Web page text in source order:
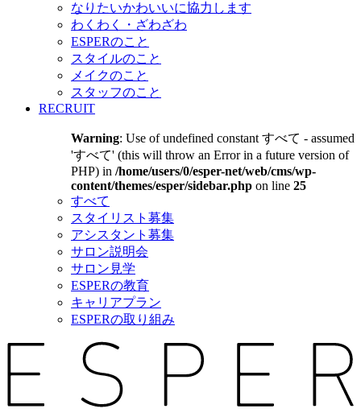
なりたいかわいいに協力します
わくわく・ざわざわ
ESPERのこと
スタイルのこと
メイクのこと
スタッフのこと
RECRUIT
Warning: Use of undefined constant すべて - assumed
'すべて' (this will throw an Error in a future version of
PHP) in /home/users/0/esper-net/web/cms/wp-
content/themes/esper/sidebar.php on line 25
すべて
スタイリスト募集
アシスタント募集
サロン説明会
サロン見学
ESPERの教育
キャリアプラン
ESPERの取り組み